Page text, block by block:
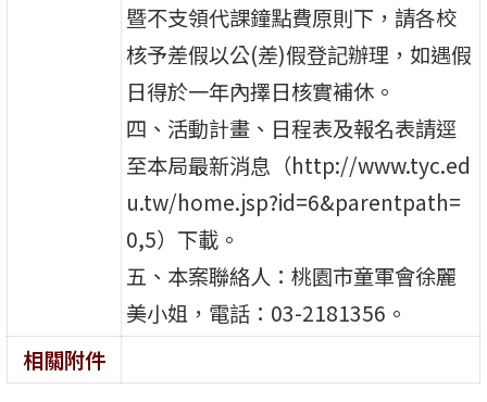
暨不支領代課鐘點費原則下，請各校
核予差假以公(差)假登記辦理，如遇假
日得於一年內擇日核實補休。
四、活動計畫、日程表及報名表請逕
至本局最新消息（http://www.tyc.ed
u.tw/home.jsp?id=6&parentpath=
0,5）下載。
五、本案聯絡人：桃園市童軍會徐麗
美小姐，電話：03-2181356。
相關附件